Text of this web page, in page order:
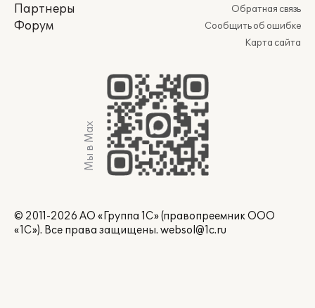
Партнеры
Форум
Обратная связь
Сообщить об ошибке
Карта сайта
Мы в Max
© 2011-2026 АО «Группа 1С» (правопреемник ООО
«1С»). Все права защищены. websol@1c.ru